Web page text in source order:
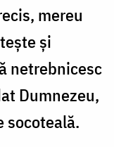
mereu
şi
netrebnicesc
Dumnezeu,
socoteală.